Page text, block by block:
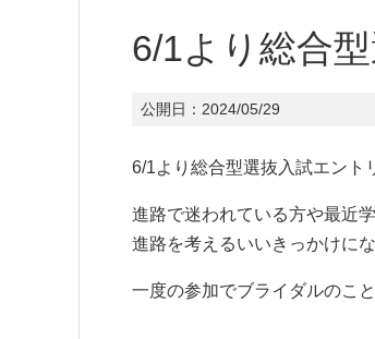
6/1より総合
公開日： 2024/05/29
6/1より総合型選抜入試エント
進路で迷われている方や最近
進路を考えるいいきっかけに
一度の参加でブライダルのこ